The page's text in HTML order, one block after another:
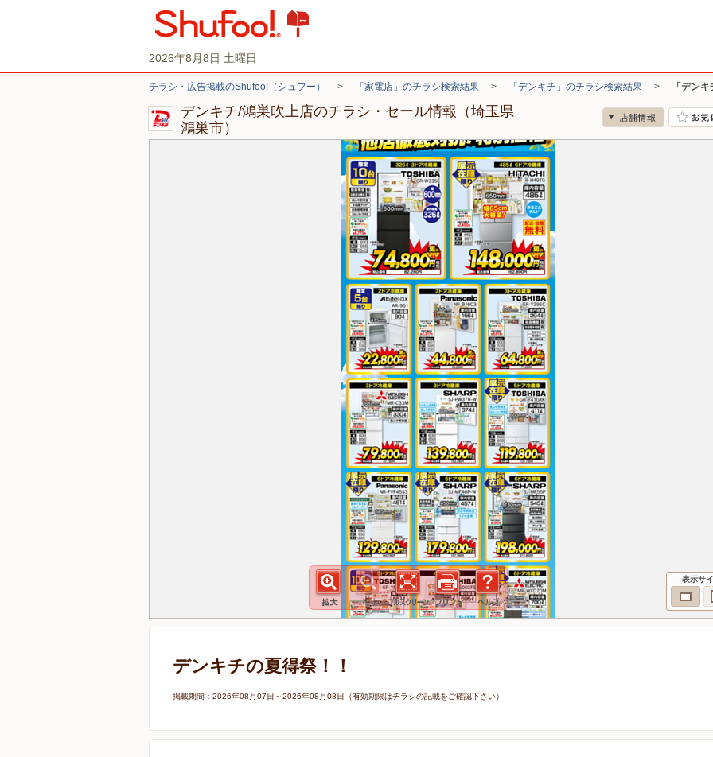
2026年8月8日 土曜日
チラシ・広告掲載のShufoo!（シュフー） > 「家電店」のチラシ検索結果 > 「デンキチ」のチラシ検索結果 > 「デン
デンキチ/鴻巣吹上店のチラシ・セール情報（埼玉県
鴻巣市）
表示サ
デンキチの夏得祭！！
掲載期間：2026年08月07日～2026年08月08日（有効期限はチラシの記載をご確認下さい）